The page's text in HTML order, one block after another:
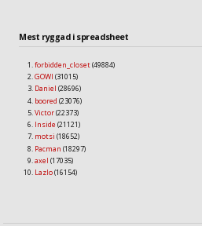
Mest ryggad i spreadsheet
forbidden_closet(49884)
GOWI (31015)
Daniel (28696)
boored (23076)
Victor(22373)
Inside (21121)
motsi (18652)
Pacman (18297)
axel (17035)
Lazlo(16154)